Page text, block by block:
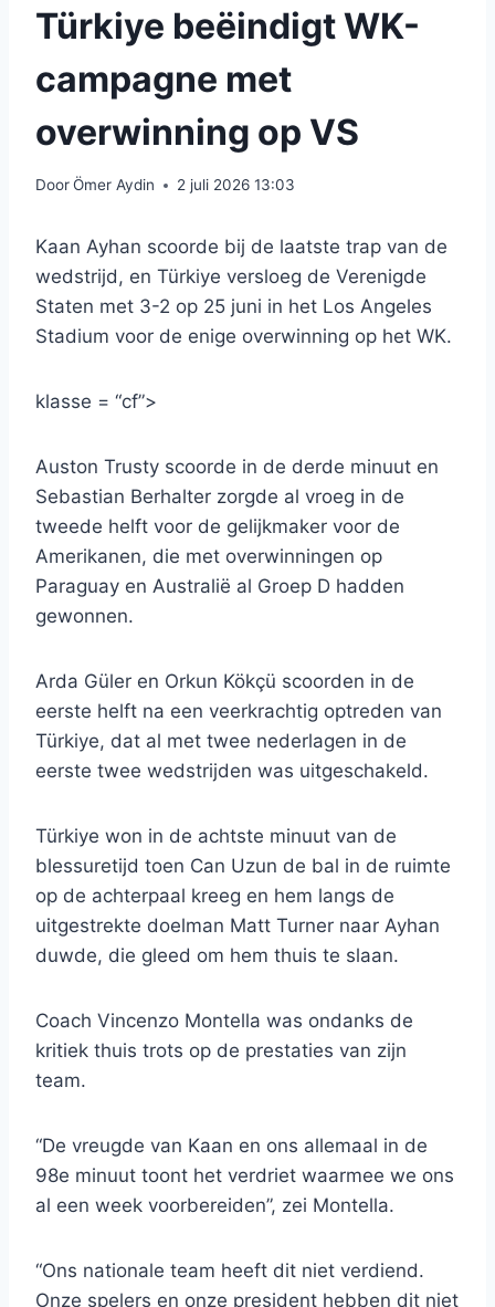
Türkiye beëindigt WK-
campagne met
overwinning op VS
DoorÖmer Aydin 2 juli 2026 13:03
Kaan Ayhan scoorde bij de laatste trap van de
wedstrijd, en Türkiye versloeg de Verenigde
Staten met 3-2 op 25 juni in het Los Angeles
Stadium voor de enige overwinning op het WK.
klasse = “cf”>
Auston Trusty scoorde in de derde minuut en
Sebastian Berhalter zorgde al vroeg in de
tweede helft voor de gelijkmaker voor de
Amerikanen, die met overwinningen op
Paraguay en Australië al Groep D hadden
gewonnen.
Arda Güler en Orkun Kökçü scoorden in de
eerste helft na een veerkrachtig optreden van
Türkiye, dat al met twee nederlagen in de
eerste twee wedstrijden was uitgeschakeld.
Türkiye won in de achtste minuut van de
blessuretijd toen Can Uzun de bal in de ruimte
op de achterpaal kreeg en hem langs de
uitgestrekte doelman Matt Turner naar Ayhan
duwde, die gleed om hem thuis te slaan.
Coach Vincenzo Montella was ondanks de
kritiek thuis trots op de prestaties van zijn
team.
“De vreugde van Kaan en ons allemaal in de
98e minuut toont het verdriet waarmee we ons
al een week voorbereiden”, zei Montella.
“Ons nationale team heeft dit niet verdiend.
Onze spelers en onze president hebben dit niet